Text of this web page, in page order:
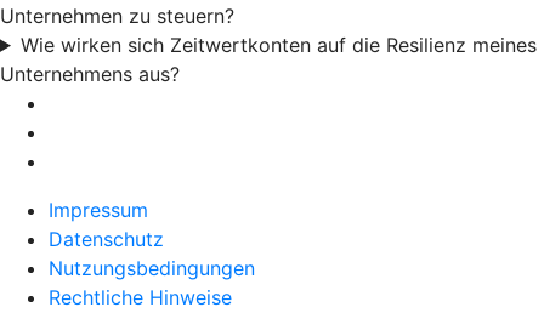
Unternehmen zu steuern?
Wie wirken sich Zeitwertkonten auf die Resilienz meines
Unternehmens aus?
Impressum
Datenschutz
Nutzungsbedingungen
Rechtliche Hinweise